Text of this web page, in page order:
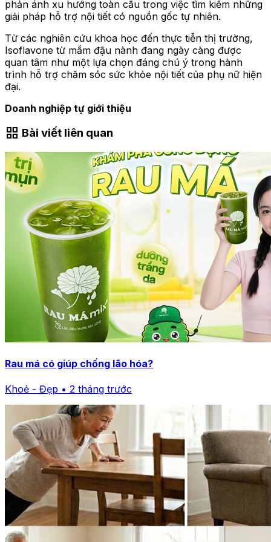
phản ánh xu hướng toàn cầu trong việc tìm kiếm những
giải pháp hỗ trợ nội tiết có nguồn gốc tự nhiên.
Từ các nghiên cứu khoa học đến thực tiễn thị trường,
Isoflavone từ mầm đậu nành đang ngày càng được
quan tâm như một lựa chọn đáng chú ý trong hành
trình hỗ trợ chăm sóc sức khỏe nội tiết của phụ nữ hiện
đại.
Doanh nghiệp tự giới thiệu
grid_view Bài viết liên quan
Rau má có giúp chống lão hóa?
Khoẻ - Đẹp • 2 tháng trước